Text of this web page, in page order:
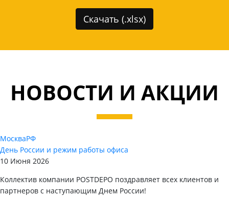
Скачать (.xlsx)
НОВОСТИ И АКЦИИ
МоскваРФ
День России и режим работы офиса
10 Июня 2026
Коллектив компании POSTDEPO поздравляет всех клиентов и
партнеров с наступающим Днем России!